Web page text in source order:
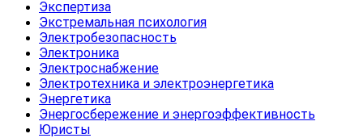
Экспертиза
Экстремальная психология
Электробезопасность
Электроника
Электроснабжение
Электротехника и электроэнергетика
Энергетика
Энергосбережение и энергоэффективность
Юристы